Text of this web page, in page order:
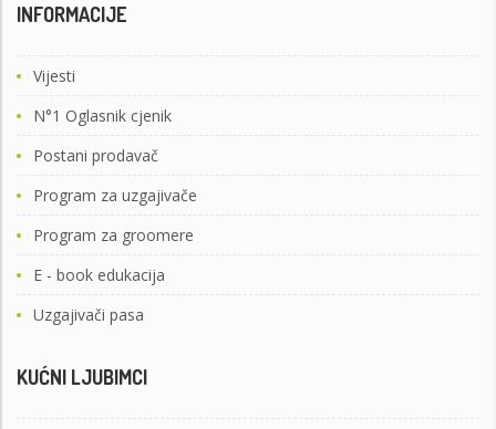
INFORMACIJE
Vijesti
N°1 Oglasnik cjenik
Postani prodavač
Program za uzgajivače
Program za groomere
E - book edukacija
Uzgajivači pasa
KUĆNI LJUBIMCI